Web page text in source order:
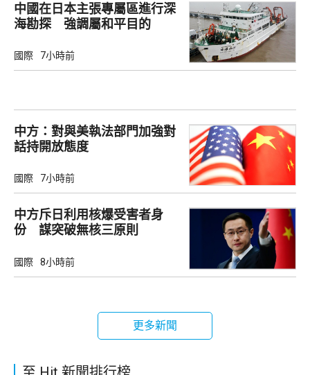
中國在日本主張專屬區進行深
海勘探 強調屬和平目的
國際 7小時前
中方：對與美執法部門加強對
話持開放態度
國際 7小時前
中方斥日利用核爆受害者身
份 謀突破無核三原則
國際 8小時前
更多新聞